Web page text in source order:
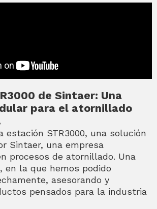
de Sintaer: Una
para el atornillado
estación STR3000, una solución
Sintaer, una empresa
procesos de atornillado. Una
en la que hemos podido
asesorando y
pensados para la industria